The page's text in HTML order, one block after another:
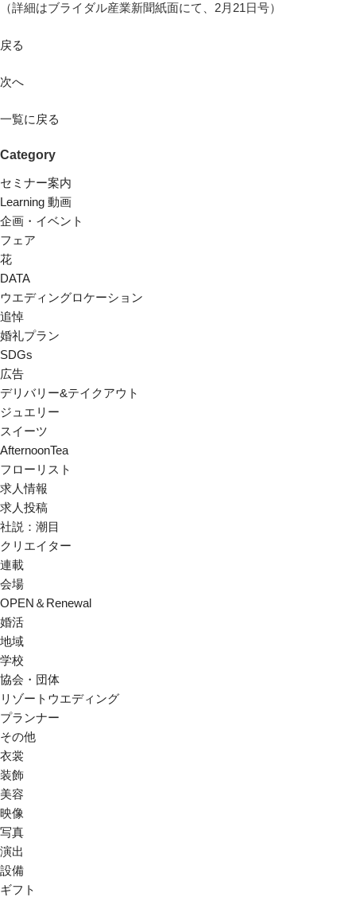
（詳細はブライダル産業新聞紙面にて、2月21日号）
戻る
次へ
一覧に戻る
Category
セミナー案内
Learning 動画
企画・イベント
フェア
花
DATA
ウエディングロケーション
追悼
婚礼プラン
SDGs
広告
デリバリー&テイクアウト
ジュエリー
スイーツ
AfternoonTea
フローリスト
求人情報
求人投稿
社説：潮目
クリエイター
連載
会場
OPEN＆Renewal
婚活
地域
学校
協会・団体
リゾートウエディング
プランナー
その他
衣裳
装飾
美容
映像
写真
演出
設備
ギフト